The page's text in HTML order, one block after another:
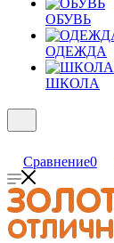
ОБУВЬ
ОДЕЖДА
ШКОЛА
Сравнение0